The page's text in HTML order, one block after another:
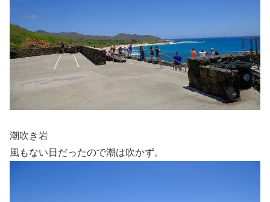
潮吹き岩
風もない日だったので潮は吹かず。